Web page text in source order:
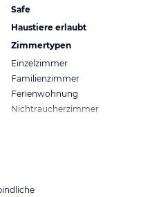
Safe
Haustiere erlaubt
Zimmertypen
Einzelzimmer
Familienzimmer
Ferienwohnung
Nichtraucherzimmer